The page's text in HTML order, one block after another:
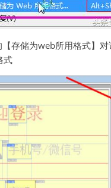
存储为web所用格式】
式